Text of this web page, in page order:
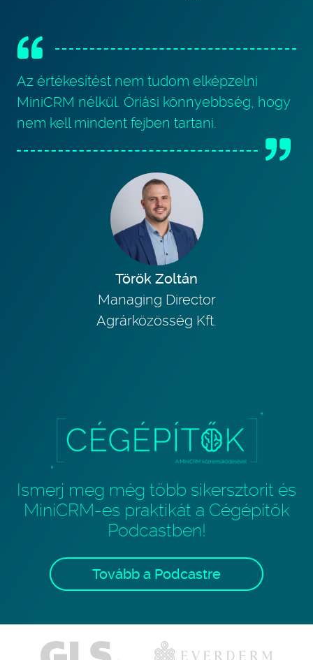
Az értékesítést nem tudom elképzelni
MiniCRM nélkül. Óriási könnyebbség, hogy
nem kell mindent fejben tartani.
Török Zoltán
Managing Director
Agrárközösség Kft.
Ismerj meg még több sikersztorit és
MiniCRM-es praktikát a Cégépítők
Podcastben!
Tovább a Podcastre